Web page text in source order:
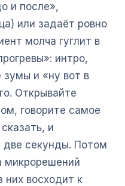
и после»,
или задаёт ровно
молча гуглит в
интро,
зумы и «ну вот в
Открывайте
говорите самое
и
секунды. Потом
микрорешений
восходит к